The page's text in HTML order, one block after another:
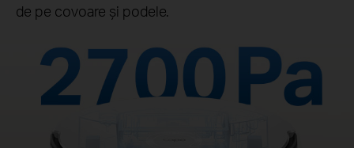
de pe covoare și podele.